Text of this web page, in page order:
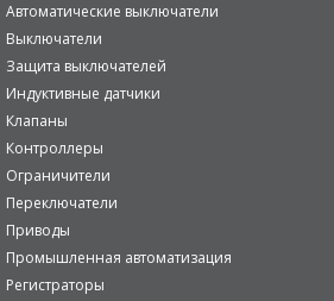
Автоматические выключатели
Выключатели
Защита выключателей
Индуктивные датчики
Клапаны
Контроллеры
Ограничители
Переключатели
Приводы
Промышленная автоматизация
Регистраторы